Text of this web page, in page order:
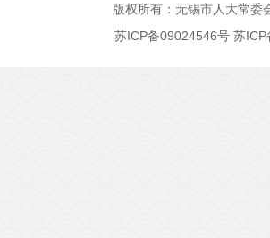
版权所有：无锡市人大常
苏ICP备09024546号 苏ICP